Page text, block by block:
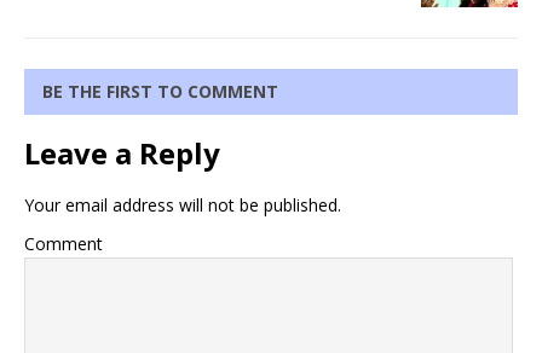
BE THE FIRST TO COMMENT
Leave a Reply
Your email address will not be published.
Comment